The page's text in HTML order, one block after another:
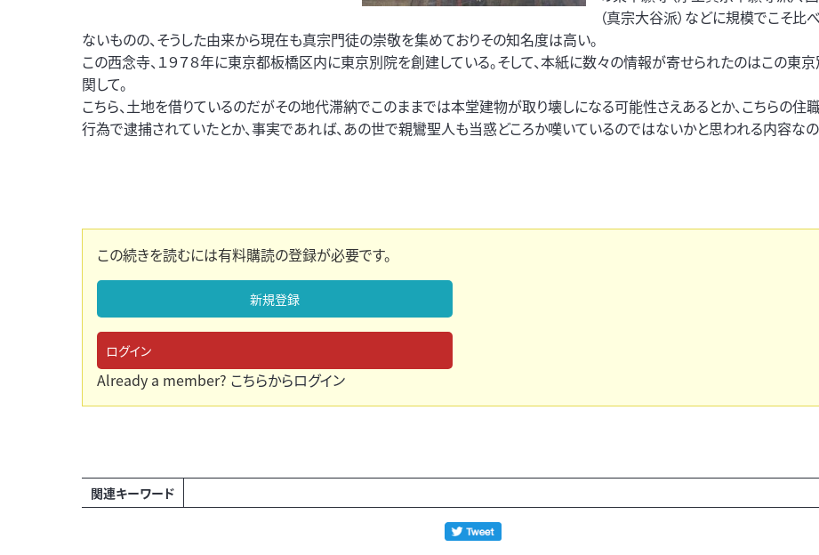
（真宗大谷派）などに規模でこそ比
ないものの、そうした由来から現在も真宗門徒の崇敬を集めておりその知名度は高い。
この西念寺、１９７８年に東京都板橋区内に東京別院を創建している。そして、本紙に数々の情報が寄せられたのはこの東
関して。
こちら、土地を借りているのだがその地代滞納でこのままでは本堂建物が取り壊しになる可能性さえあるとか、こちらの住
行為で逮捕されていたとか、事実であれば、あの世で親鸞聖人も当惑どころか嘆いているのではないかと思われる内容なの
この続きを読むには有料購読の登録が必要です。
新規登録
ログイン
Already a member? こちらからログイン
関連キーワード